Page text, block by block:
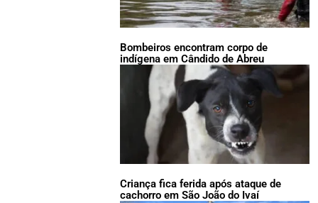
Bombeiros encontram corpo de
indígena em Cândido de Abreu
Criança fica ferida após ataque de
cachorro em São João do Ivaí